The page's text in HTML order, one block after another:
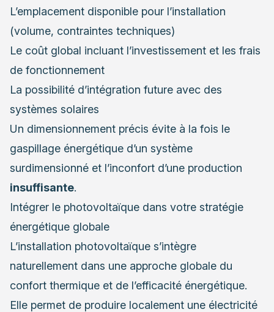
L’emplacement disponible pour l’installation
(volume, contraintes techniques)
Le coût global incluant l’investissement et les frais
de fonctionnement
La possibilité d’intégration future avec des
systèmes solaires
Un dimensionnement précis évite à la fois le
gaspillage énergétique d’un système
surdimensionné et l’inconfort d’une production
insuffisante.
Intégrer le photovoltaïque dans votre stratégie
énergétique globale
L’installation photovoltaïque s’intègre
naturellement dans une approche globale du
confort thermique et de l’efficacité énergétique.
Elle permet de produire localement une électricité